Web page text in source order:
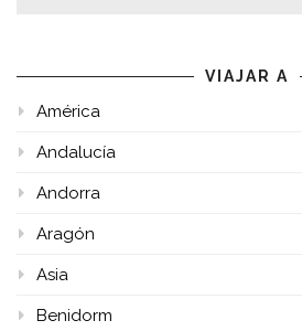
VIAJAR A
América
Andalucía
Andorra
Aragón
Asia
Benidorm